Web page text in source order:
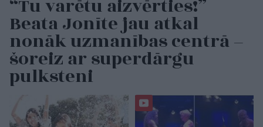
“Tu varētu aizvērties!”
Beata Jonīte jau atkal
nonāk uzmanības centrā –
šoreiz ar superdārgu
pulksteni